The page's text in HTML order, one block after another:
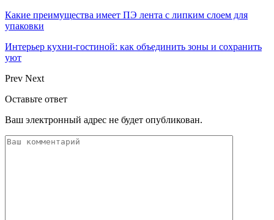
Какие преимущества имеет ПЭ лента с липким слоем для
упаковки
Интерьер кухни-гостиной: как объединить зоны и сохранить
уют
Prev Next
Оставьте ответ
Ваш электронный адрес не будет опубликован.